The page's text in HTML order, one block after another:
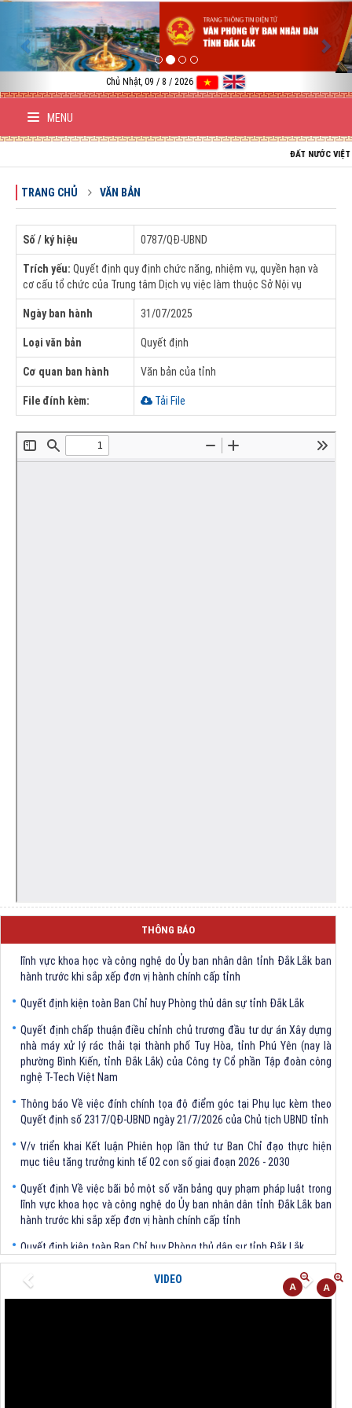
Previous
Chủ Nhật, 09 / 8 / 2026
MENU
ĐẤT NƯỚC VIỆT NAM
TRANG CHỦ VĂN BẢN
Số / ký hiệu 0787/QĐ-UBND
Trích yếu: Quyết định quy định chức năng, nhiệm vụ, quyền hạn và
cơ cấu tổ chức của Trung tâm Dịch vụ việc làm thuộc Sở Nội vụ
Ngày ban hành 31/07/2025
Loại văn bản Quyết định
Cơ quan ban hành Văn bản của tỉnh
File đính kèm: Tải File
THÔNG BÁO
Quyết định Về việc bãi bỏ một số văn bảng quy phạm pháp luật trong
lĩnh vực khoa học và công nghệ do Ủy ban nhân dân tỉnh Đắk Lắk ban
hành trước khi sắp xếp đơn vị hành chính cấp tỉnh
nhà máy xử lý rác thải tại thành phố Tuy Hòa, tỉnh Phú Yên (nay là
phường Bình Kiến, tỉnh Đắk Lắk) của Công ty Cổ phần Tập đoàn công
nghệ T-Tech Việt Nam
Thông báo Về việc đính chính tọa độ điểm góc tại Phụ lục kèm theo
Quyết định số 2317/QĐ-UBND ngày 21/7/2026 của Chủ tịch UBND tỉnh
V/v triển khai Kết luận Phiên họp lần thứ tư Ban Chỉ đạo thực hiện
mục tiêu tăng trưởng kinh tế 02 con số giai đoạn 2026 - 2030
lĩnh vực khoa học và công nghệ do Ủy ban nhân dân tỉnh Đắk Lắk ban
hành trước khi sắp xếp đơn vị hành chính cấp tỉnh
Quyết định chấp thuận điều chỉnh chủ trương đầu tư dự án Xây dựng
nhà máy xử lý rác thải tại thành phố Tuy Hòa, tỉnh Phú Yên (nay là
phường Bình Kiến, tỉnh Đắk Lắk) của Công ty Cổ phần Tập đoàn công
VIDEO
Previous Next